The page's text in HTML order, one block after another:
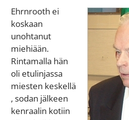
Ehrnrooth ei
koskaan
unohtanut
miehiään.
Rintamalla hän
oli etulinjassa
miesten keskellä
, sodan jälkeen
kenraalin kotiin